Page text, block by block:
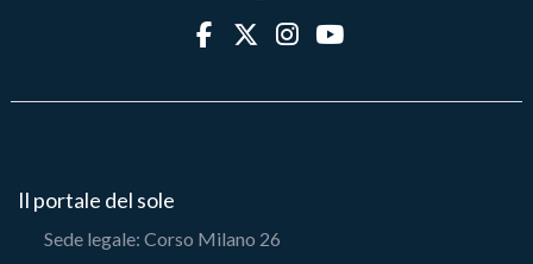
Il portale del sole
Sede legale: Corso Milano 26